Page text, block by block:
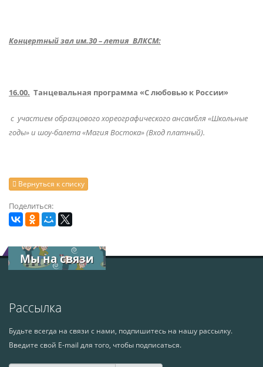
Концертный зал им.30 – летия ВЛКСМ:
16.00. Танцевальная программа «С любовью к России»
с участием образцового хореографического ансамбля «Школьные
годы» и шоу-балета «Магия Востока» (Вход платный).
Вернуться к списку
Поделиться:
Мы на связи
Рассылка
Будьте всегда на связи с нами, подпишитесь на нашу рассылку.
Введите свой E-mail для того, чтобы подписаться.